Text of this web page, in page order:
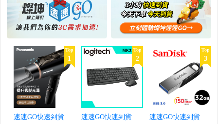
Top
1
速速GO快速到貨
Top
2
速速GO快速到貨
Top
3
速速GO快速到貨